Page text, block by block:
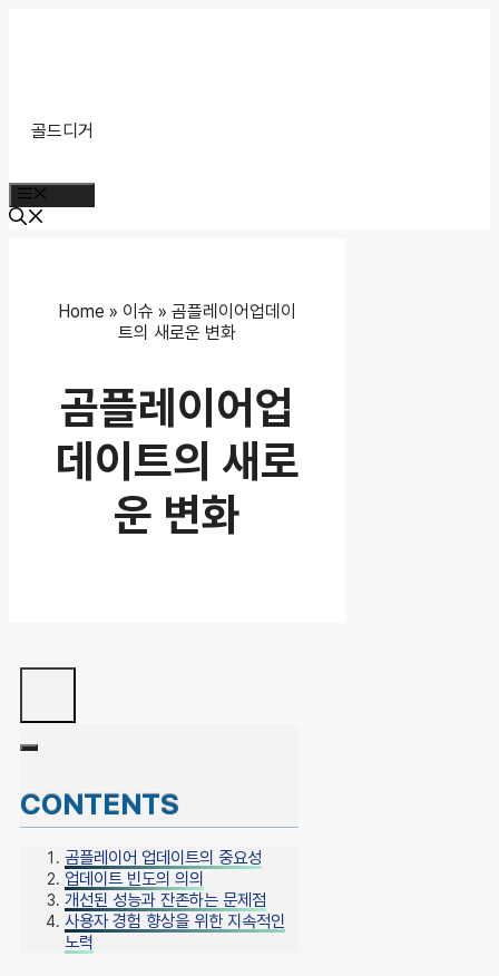
골드디거
Home » 이슈 »곰플레이어업데이
트의 새로운 변화
곰플레이어업
데이트의 새로
운 변화
CONTENTS
곰플레이어 업데이트의 중요성
업데이트 빈도의 의의
개선된 성능과 잔존하는 문제점
사용자 경험 향상을 위한 지속적인
노력